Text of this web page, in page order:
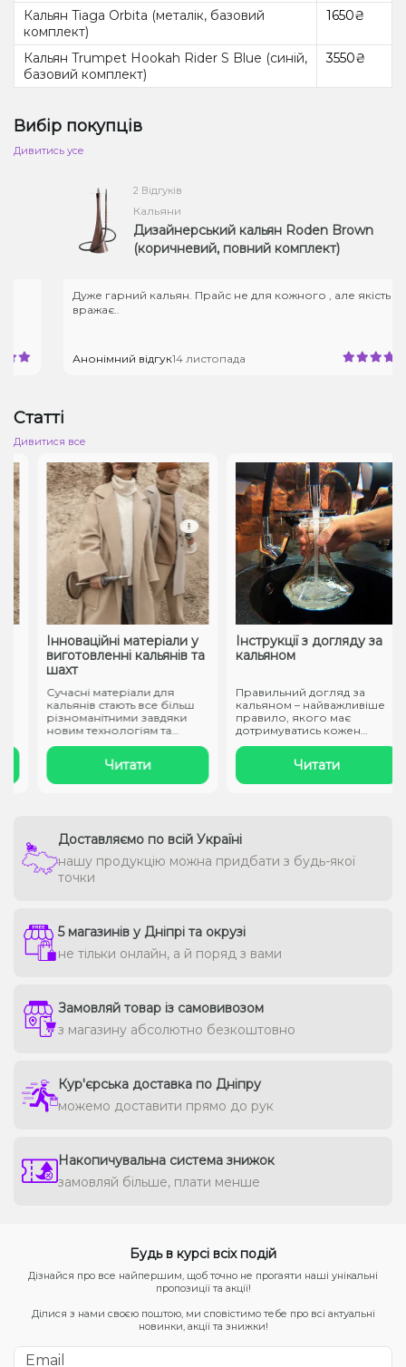
Кальян Tiaga Orbita (металік, базовий
комплект)
1650₴
Кальян Trumpet Hookah Rider S Blue (синій,
базовий комплект)
3550₴
Вибір покупців
Дивитись усе
2 Відгуків
Кальяни
Дизайнерський кальян Roden Brown
(коричневий, повний комплект)
Дуже гарний кальян. Прайс не для кожного , але якість
вражає..
Анонімний відгук14 листопада
Статті
Дивитися все
Інноваційні матеріали у
виготовленні кальянів та
шахт
Сучасні матеріали для
кальянів стають все більш
різноманітними завдяки
новим технологіям та
підходам..
Читати
Інструкції з догляду за
кальяном
Правильний догляд за
кальяном – найважливіше
правило, якого має
дотримуватись кожен
власник атрибуту..
Читати
Доставляємо по всій Україні
нашу продукцію можна придбати з будь-якої
точки
5 магазинів у Дніпрі та окрузі
не тільки онлайн, а й поряд з вами
Замовляй товар із самовивозом
з магазину абсолютно безкоштовно
Кур'єрська доставка по Дніпру
можемо доставити прямо до рук
Накопичувальна система знижок
замовляй більше, плати менше
Будь в курсі всіх подій
Дізнайся про все найпершим, щоб точно не прогаяти наші унікальні
пропозиції та акції!
Ділися з нами своєю поштою, ми сповістимо тебе про всі актуальні
новинки, акції та знижки!